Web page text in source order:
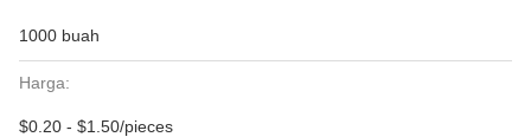
1000 buah
Harga:
$0.20 - $1.50/pieces